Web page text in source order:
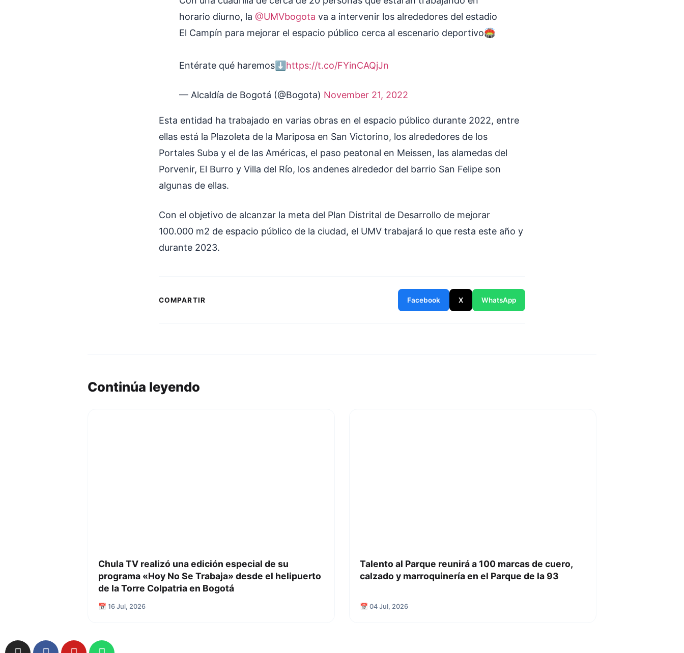
horario diurno, la @UMVbogota va a intervenir los alrededores del estadio
El Campín para mejorar el espacio público cerca al escenario deportivo🏟️
Entérate qué haremos⬇️ https://t.co/FYinCAQjJn
— Alcaldía de Bogotá (@Bogota) November 21, 2022
Esta entidad ha trabajado en varias obras en el espacio público durante 2022, entre
ellas está la Plazoleta de la Mariposa en San Victorino, los alrededores de los
Portales Suba y el de las Américas, el paso peatonal en Meissen, las alamedas del
Porvenir, El Burro y Villa del Río, los andenes alrededor del barrio San Felipe son
algunas de ellas.
Con el objetivo de alcanzar la meta del Plan Distrital de Desarrollo de mejorar
100.000 m2 de espacio público de la ciudad, el UMV trabajará lo que resta este año y
durante 2023.
COMPARTIR Facebook X WhatsApp
Continúa leyendo
Chula TV realizó una edición especial de su
programa «Hoy No Se Trabaja» desde el helipuerto
de la Torre Colpatria en Bogotá
📅 16 Jul, 2026
Talento al Parque reunirá a 100 marcas de cuero,
calzado y marroquinería en el Parque de la 93
📅 04 Jul, 2026